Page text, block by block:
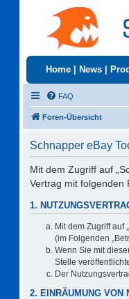
Home News
FAQ
Foren-Übersicht
Schnapper eBay
Mit dem Zugriff auf
Vertrag mit folgenden
1.
Mit dem Zugriff auf
(im Folgenden
Wenn Sie mit
Stelle
Der
2. EINRÄUMUNG VON